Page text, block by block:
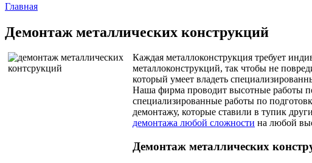
Главная
Демонтаж металлических конструкций
Каждая металлоконструкция требует
металлоконструкций, так чтобы не
который умеет владеть
Наша фирма проводит высотные работы
специализированные работы по
демонтажу, которые ставили в тупик
демонтажа любой сложности на любой
Демонтаж металлических